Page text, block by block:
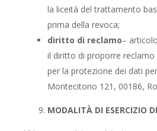
la liceità del trattamento
prima della revoca;
diritto di reclamo–
il diritto di proporre reclamo
per la protezione dei dati
Montecitorio 121, 00186,
MODALITÀ DI ESERCIZIO